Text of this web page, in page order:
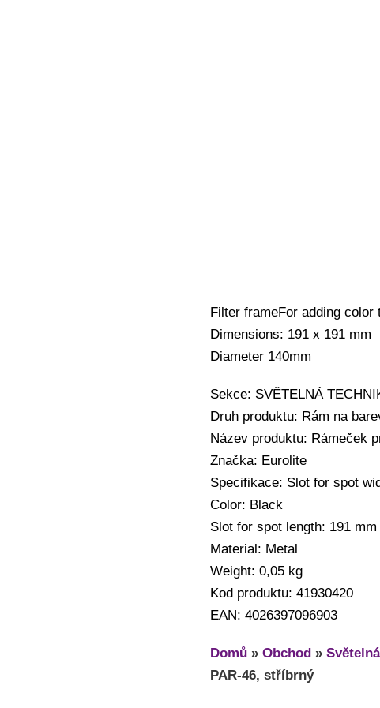
Filter frameFor adding
Dimensions: 191 x 191 mm
Diameter 140mm
Sekce: SVĚTELNÁ
Druh produktu: Rám na
Název produktu: Rámeček
Značka: Eurolite
Specifikace: Slot for spot
Color: Black
Slot for spot length: 191 mm
Material: Metal
Weight: 0,05 kg
Kod produktu: 41930420
EAN: 4026397096903
Domů » Obchod »
PAR-46, stříbrný